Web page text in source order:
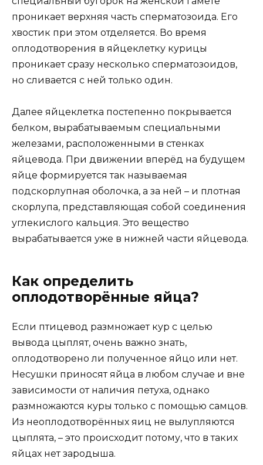
проникает верхняя часть сперматозоида. Его
хвостик при этом отделяется. Во время
оплодотворения в яйцеклетку курицы
проникает сразу несколько сперматозоидов,
но сливается с ней только один.
Далее яйцеклетка постепенно покрывается
белком, вырабатываемым специальными
железами, расположенными в стенках
яйцевода. При движении вперёд на будущем
яйце формируется так называемая
подскорлупная оболочка, а за ней – и плотная
скорлупа, представляющая собой соединения
углекислого кальция. Это вещество
вырабатывается уже в нижней части яйцевода.
Как определить
оплодотворённые яйца?
Если птицевод размножает кур с целью
вывода цыплят, очень важно знать,
оплодотворено ли полученное яйцо или нет.
Несушки приносят яйца в любом случае и вне
зависимости от наличия петуха, однако
размножаются куры только с помощью самцов.
Из неоплодотворённых яиц не вылупляются
цыплята, – это происходит потому, что в таких
яйцах нет зародыша.